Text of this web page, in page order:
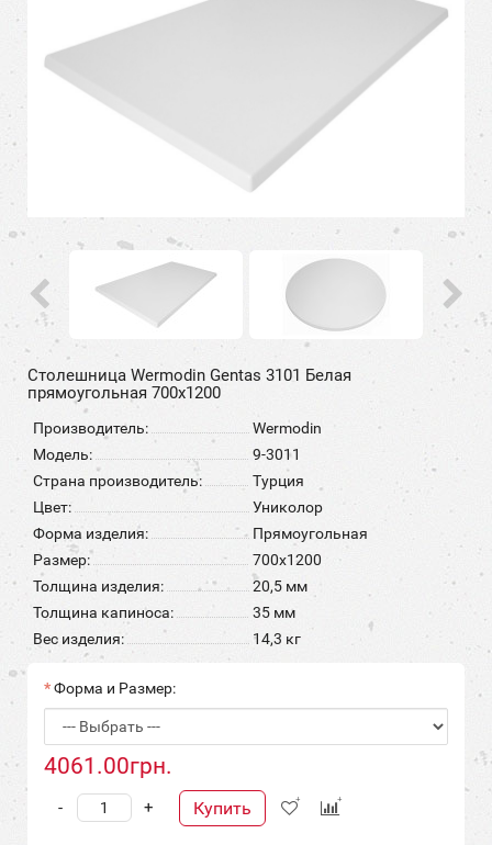
Столешница Wermodin Gentas 3101 Белая
прямоугольная 700x1200
Производитель:
Wermodin
Модель:
9-3011
Страна производитель:
Турция
Цвет:
Униколор
Форма изделия:
Прямоугольная
Размер:
700x1200
Толщина изделия:
20,5 мм
Толщина капиноса:
35 мм
Вес изделия:
14,3 кг
Форма и Размер:
4061.00грн.
+
- Купить